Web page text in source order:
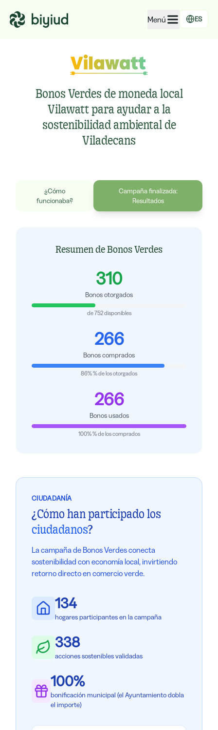
Menú
EcoRating de territorios
Para personas
Para administraciones
Para empresas
ES
Bonos Verdes de moneda local
Vilawatt para ayudar a la
sostenibilidad ambiental de
Viladecans
¿Cómo
funcionaba?
Campaña finalizada:
Resultados
Resumen de Bonos Verdes
310
Bonos otorgados
de 752 disponibles
266
Bonos comprados
86%% de los otorgados
266
Bonos usados
100%% de los comprados
CIUDADANÍA
¿Cómo han participado los
ciudadanos?
La campaña de Bonos Verdes conecta
sostenibilidad con economía local, invirtiendo
retorno directo en comercio verde.
134
hogares participantes en la campaña
338
acciones sostenibles validadas
100%
bonificación municipal (el Ayuntamiento dobla
el importe)